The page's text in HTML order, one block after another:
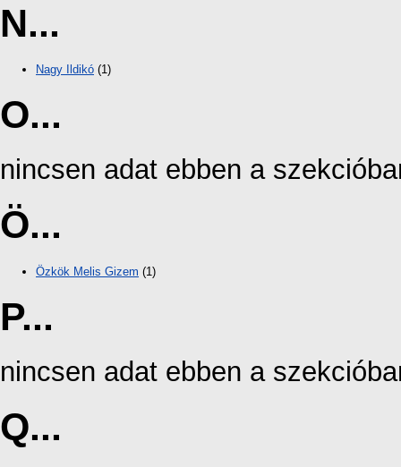
N...
Nagy Ildikó (1)
O...
nincsen adat ebben a
Ö...
Özkök Melis Gizem (1)
P...
nincsen adat ebben a
Q...